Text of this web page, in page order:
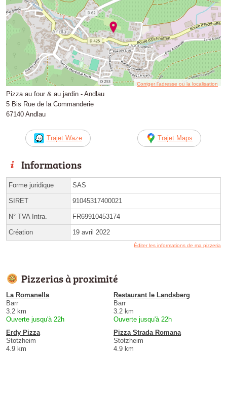
Corriger l’adresse ou la localisation
Pizza au four & au jardin - Andlau
5 Bis Rue de la Commanderie
67140 Andlau
Trajet Waze Trajet Maps
Informations
Forme juridique SAS
SIRET 91045317400021
N° TVA Intra. FR69910453174
Création 19 avril 2022
Éditer les informations de ma pizzeria
Pizzerias à proximité
La Romanella
Barr
3.2 km
Ouverte jusqu'à 22h
Restaurant le Landsberg
Barr
3.2 km
Ouverte jusqu'à 22h
Erdy Pizza
Stotzheim
4.9 km
Pizza Strada Romana
Stotzheim
4.9 km